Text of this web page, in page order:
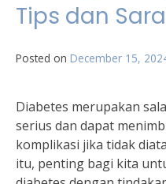
Tips dan
Posted on December 15,
Diabetes merupakan
serius dan dapat
komplikasi jika tidak
itu, penting bagi kita